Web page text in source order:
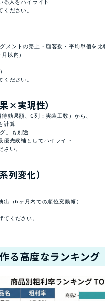
る人をハイライト
ださい。
メントの売上・顧客数・平均単価を
以内）
ださい。
×実現性）
効果額、C列：実装工数）から、
計算
」も別途
優先候補としてハイライト
い。
列変化）
（6ヶ月内での順位変動幅）
ください。
高度なランキング